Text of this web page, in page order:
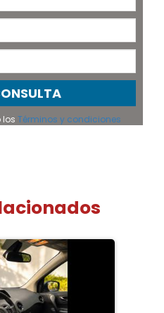
los Términos y condiciones